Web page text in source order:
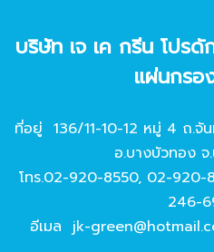
บริษัท เจ เค กรีน โปร
แผ่นกรอ
ที่อยู่ 136/11-10-12 หมู่ 4 ถ.จั
อ.บางบัวทอง จ.
โทร.02-920-8550, 02-920-
246-
อีเมล jk-